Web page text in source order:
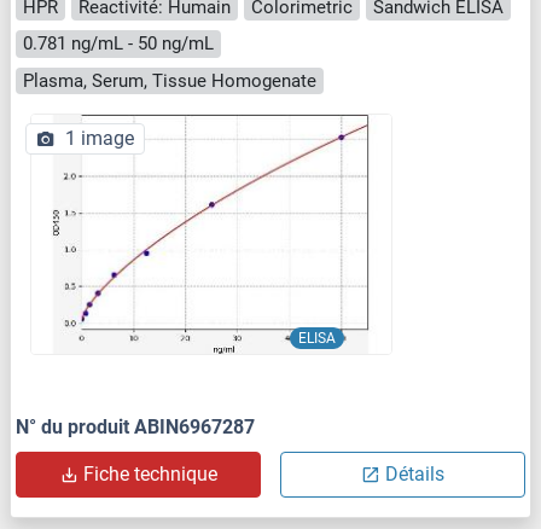
HPR Reactivité: Humain Colorimetric
Sandwich ELISA
0.781 ng/mL - 50 ng/mL
Plasma, Serum, Tissue Homogenate
ELISA
1 image
N° du produit ABIN6967287
Fiche technique Détails